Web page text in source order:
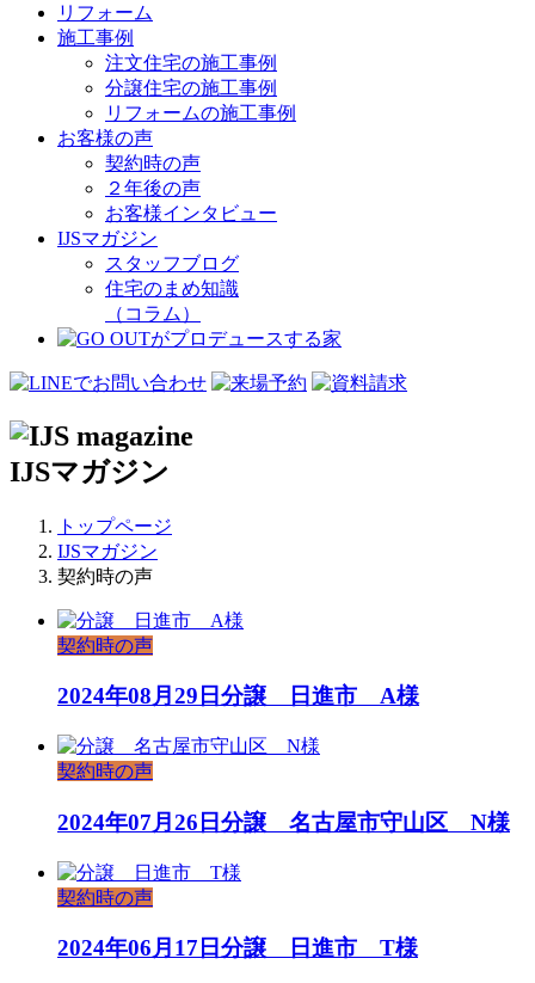
リフォーム
施工事例
注文住宅の施工事例
分譲住宅の施工事例
リフォームの施工事例
お客様の声
契約時の声
２年後の声
お客様インタビュー
IJSマガジン
スタッフブログ
住宅のまめ知識
（コラム）
IJSマガジン
トップページ
IJSマガジン
契約時の声
契約時の声
2024年08月29日分譲 日進市 A様
契約時の声
2024年07月26日分譲 名古屋市守山区 N様
契約時の声
2024年06月17日分譲 日進市 T様